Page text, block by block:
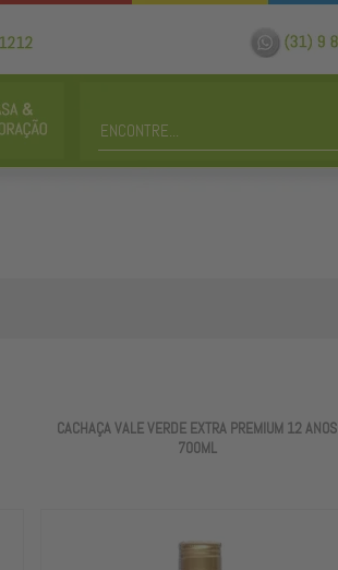
CACHAÇA VALE VERDE EXTRA PREMIUM 12 ANOS
700ML